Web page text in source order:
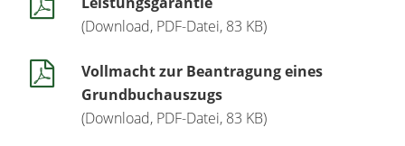
(Download, PDF-Datei, 83 KB)
Vollmacht zur Beantragung eines
Grundbuchauszugs
(Download, PDF-Datei, 83 KB)